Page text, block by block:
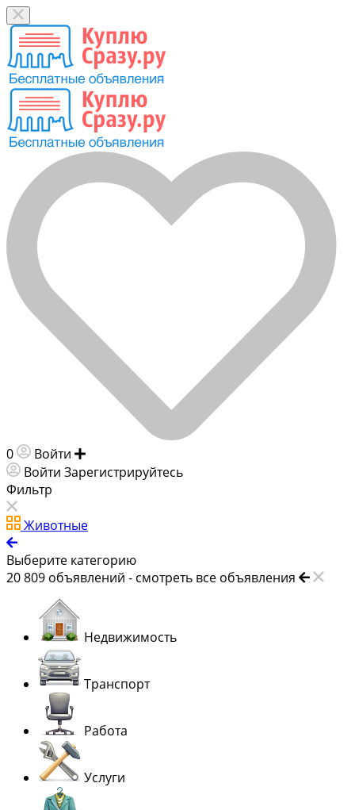
0 Войти
Войти Зарегистрируйтесь
Фильтр
Животные
Выберите категорию
20 809 объявлений - смотреть все объявления
Недвижимость
Транспорт
Работа
Услуги